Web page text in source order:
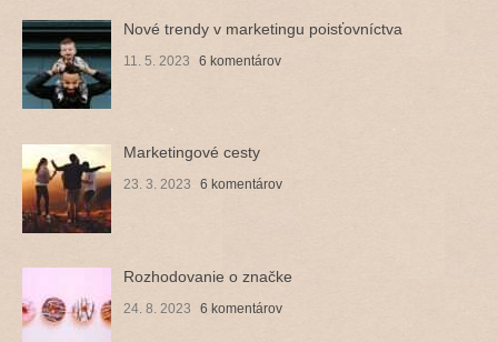
Nové trendy v marketingu poisťovníctva
11. 5. 2023 6 komentárov
Marketingové cesty
23. 3. 2023 6 komentárov
Rozhodovanie o značke
24. 8. 2023 6 komentárov